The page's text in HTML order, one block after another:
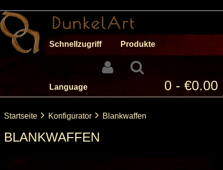
Schnellzugriff Produkte
Language 0 - €0.00
Startseite Konfigurator Blankwaffen
BLANKWAFFEN